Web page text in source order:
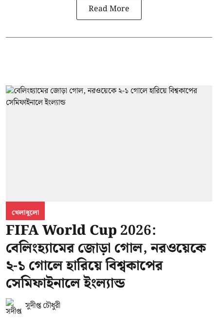
Read More
খেলাধুলো
FIFA World Cup 2026:
বেলিংহ্যামের জোড়া গোল, নরওয়েকে
২-১ গোলে হারিয়ে বিশ্বকাপের
সেমিফাইনালে ইংল্যান্ড
সুদীপ্ত চৌধুরী